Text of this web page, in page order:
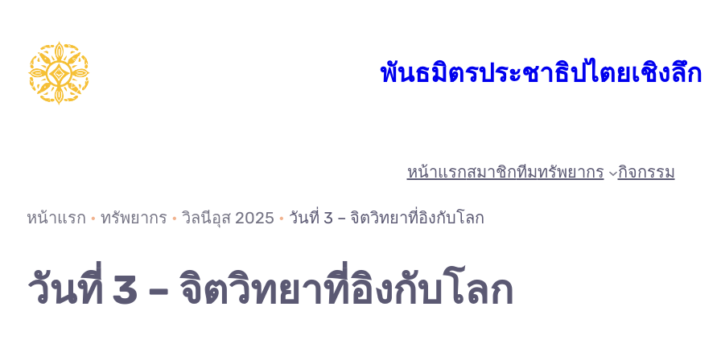
เนื้อหา
พันธมิตรประชาธิปไตยเชิงลึก
หน้าแรกสมาชิกทีมทรัพยากร กิจกรรม
หน้าแรก • ทรัพยากร • วิลนีอุส 2025 • วันที่ 3 – จิตวิทยาที่อิงกับโลก
วันที่ 3 – จิตวิทยาที่อิงกับโลก